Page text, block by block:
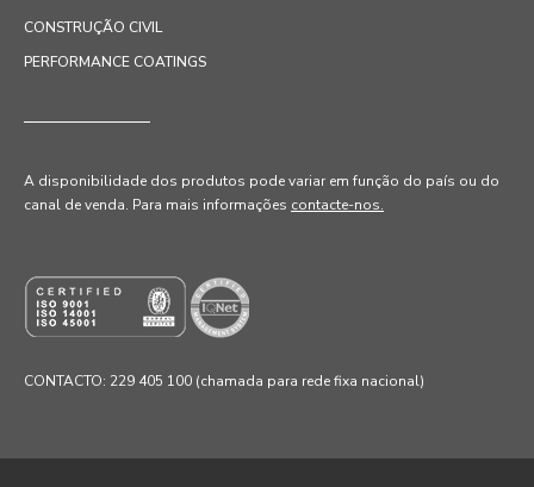
CONSTRUÇÃO CIVIL
PERFORMANCE COATINGS
A disponibilidade dos produtos pode variar em função do país ou do
canal de venda. Para mais informações contacte-nos.
CONTACTO: 229 405 100 (chamada para rede fixa nacional)